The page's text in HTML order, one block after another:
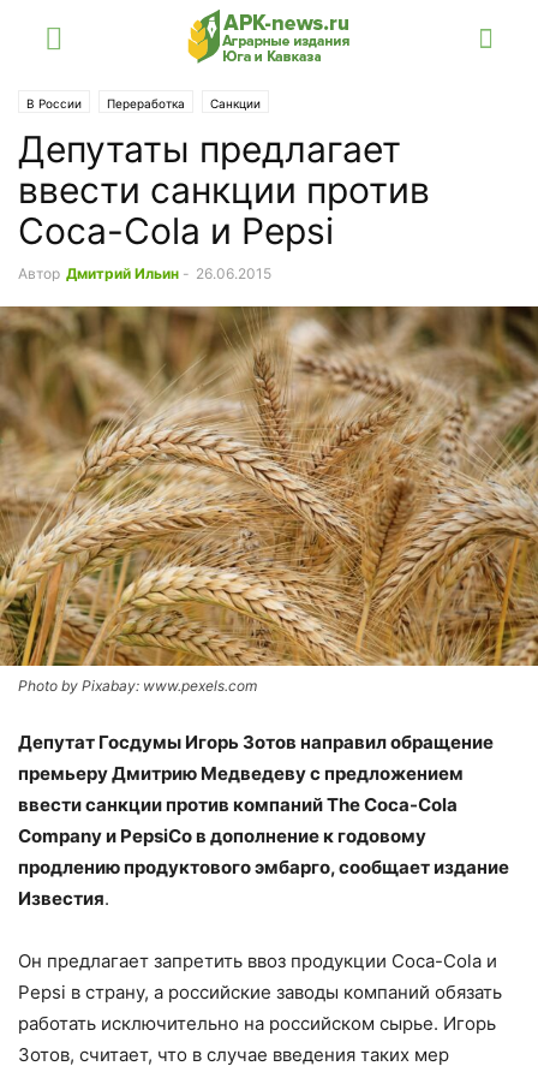
В России Переработка Санкции
Депутаты предлагает
ввести санкции против
Coca-Cola и Pepsi
Автор Дмитрий Ильин - 26.06.2015
Photo by Pixabay: www.pexels.com
Депутат Госдумы Игорь Зотов направил обращение
премьеру Дмитрию Медведеву с предложением
ввести санкции против компаний The Coca-Cola
Company и PepsiCo в дополнение к годовому
продлению продуктового эмбарго, сообщает издание
Известия.
Он предлагает запретить ввоз продукции Coca-Cola и
Pepsi в страну, а российские заводы компаний обязать
работать исключительно на российском сырье. Игорь
Зотов, считает, что в случае введения таких мер